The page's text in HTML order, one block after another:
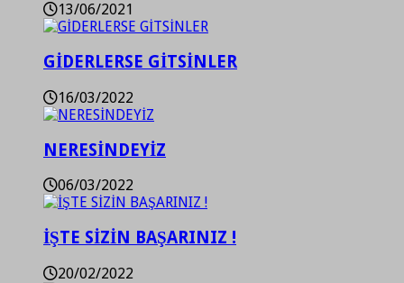
13/06/2021
GİDERLERSE GİTSİNLER
16/03/2022
NERESİNDEYİZ
06/03/2022
İŞTE SİZİN BAŞARINIZ !
20/02/2022